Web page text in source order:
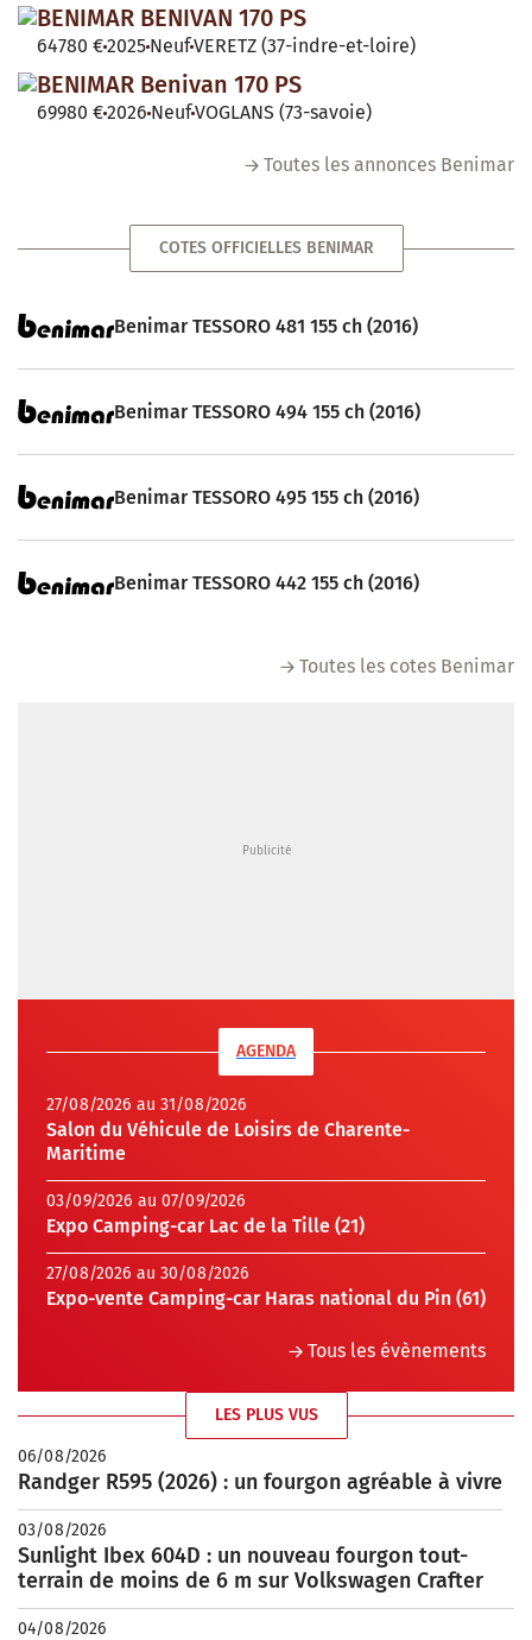
BENIMAR BENIVAN 170 PS
64780 €2025 NeufVERETZ (37-indre-et-loire)
BENIMAR Benivan 170 PS
69980 €2026 NeufVOGLANS (73-savoie)
Toutes les annonces Benimar
COTES OFFICIELLES BENIMAR
Benimar TESSORO 481 155 ch (2016)
Benimar TESSORO 494 155 ch (2016)
Benimar TESSORO 495 155 ch (2016)
Benimar TESSORO 442 155 ch (2016)
Toutes les cotes Benimar
AGENDA
27/08/2026 au 31/08/2026
Salon du Véhicule de Loisirs de Charente-
Maritime
03/09/2026 au 07/09/2026
Expo Camping-car Lac de la Tille (21)
27/08/2026 au 30/08/2026
Expo-vente Camping-car Haras national du Pin (61)
Tous les évènements
LES PLUS VUS
06/08/2026
Randger R595 (2026) : un fourgon agréable à vivre
03/08/2026
Sunlight Ibex 604D : un nouveau fourgon tout-
terrain de moins de 6 m sur Volkswagen Crafter
04/08/2026